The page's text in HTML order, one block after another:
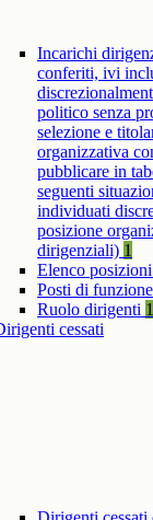
Incarichi
conferiti, ivi
politico senza
selezione e
organizzativa
pubblicare in
seguenti
individuati
posizione
dirigenziali) 1
Elenco
Posti di
Ruolo dirigenti 1
cessati